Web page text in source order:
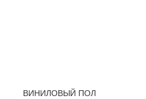
ВИНИЛОВЫЙ ПОЛ